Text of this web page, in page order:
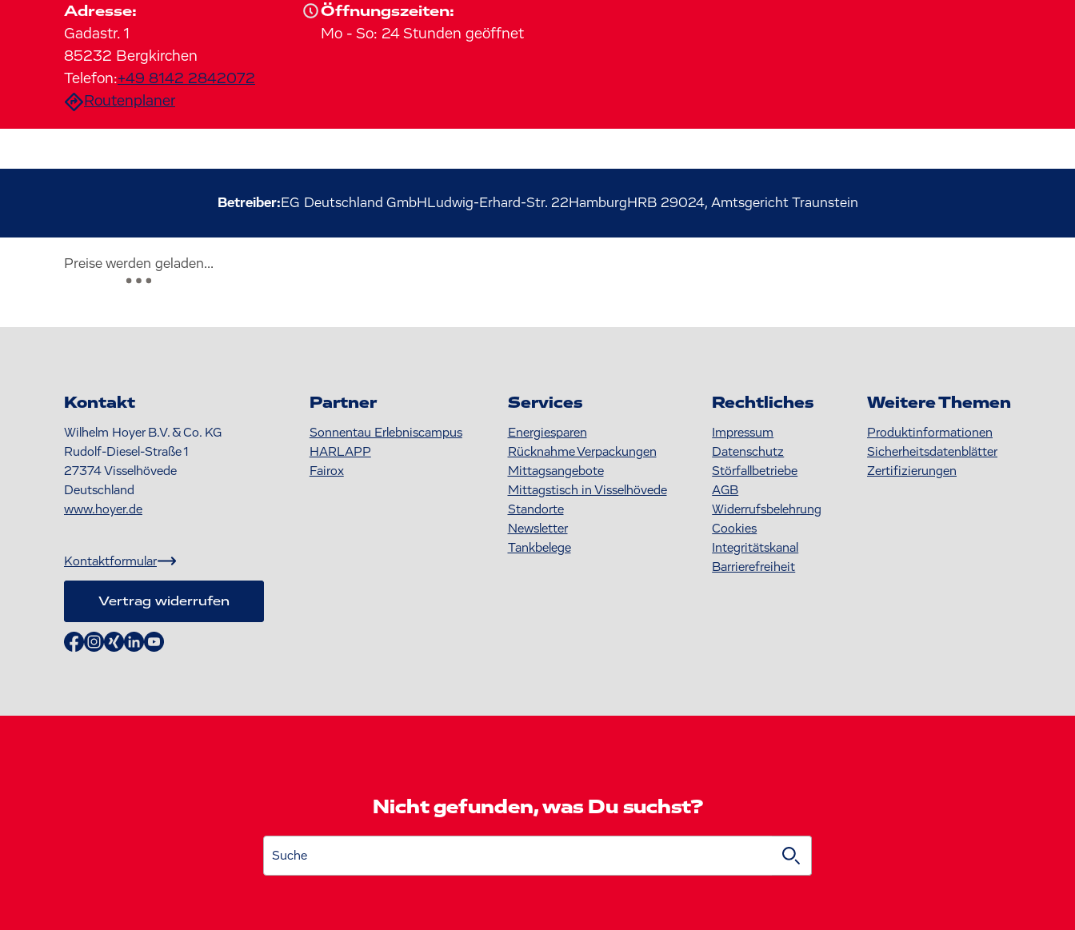
Adresse:
Gadastr. 1
85232 Bergkirchen
Telefon:+49 8142 2842072
Routenplaner
Öffnungszeiten:
Mo - So: 24 Stunden geöffnet
Betreiber: EG Deutschland GmbH Ludwig-Erhard-Str. 22 Hamburg HRB 29024, Amtsgericht Traunstein
Preise werden geladen...
Kontakt
Wilhelm Hoyer B.V. & Co. KG
Rudolf-Diesel-Straße 1
27374Visselhövede
Deutschland
www.hoyer.de
Kontaktformular
Vertrag widerrufen
Partner
Sonnentau Erlebniscampus
HARLAPP
Fairox
Services
Energiesparen
Rücknahme Verpackungen
Mittagsangebote
Mittagstisch in Visselhövede
Standorte
Newsletter
Tankbelege
Rechtliches
Impressum
Datenschutz
Störfallbetriebe
AGB
Widerrufsbelehrung
Cookies
Integritätskanal
Barrierefreiheit
Weitere Themen
Produktinformationen
S icherheitsdatenblätter
Zertifizierungen
Nicht gefunden, was Du suchst?
Suche